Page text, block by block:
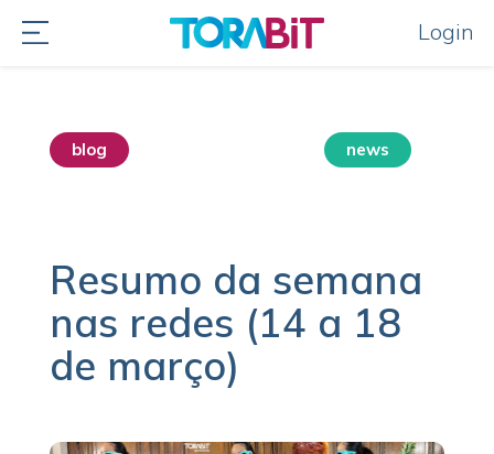
Login
blog news
Resumo da semana
nas redes (14 a 18
de março)